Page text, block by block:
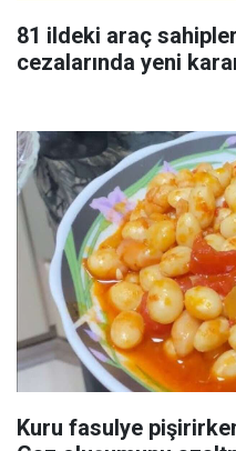
81 ildeki araç
cezalarında yeni
Kuru fasulye